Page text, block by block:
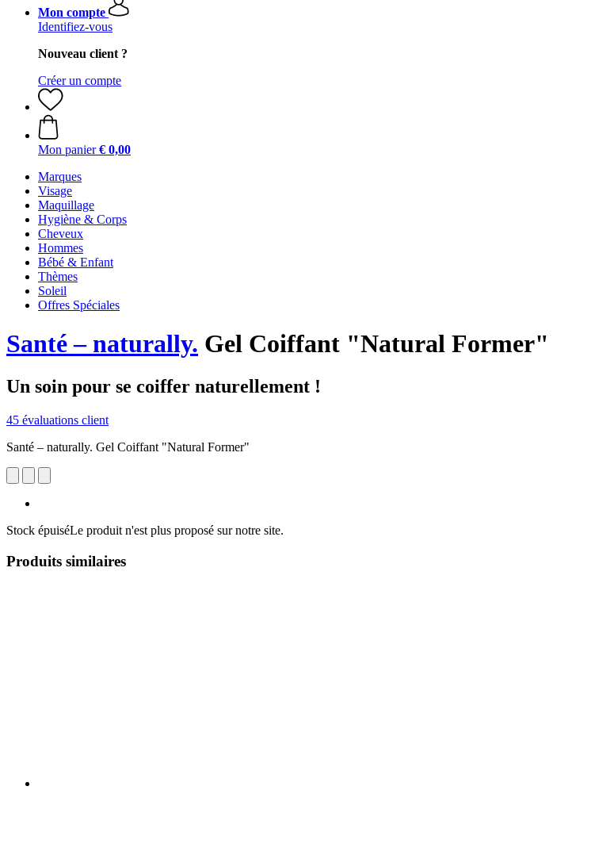
Mon compte
Identifiez-vous
Nouveau client ?
Créer un compte
Mon panier € 0,00
Marques
Visage
Maquillage
Hygiène & Corps
Cheveux
Hommes
Bébé & Enfant
Thèmes
Soleil
Offres Spéciales
Santé – naturally. Gel Coiffant "Natural Former"
Un soin pour se coiffer naturellement !
45 évaluations client
Santé – naturally. Gel Coiffant "Natural Former"
Stock épuiséLe produit n'est plus proposé sur notre site.
Produits similaires